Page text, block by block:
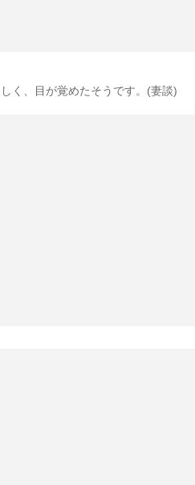
く、目が覚めたそうです。(妻談)